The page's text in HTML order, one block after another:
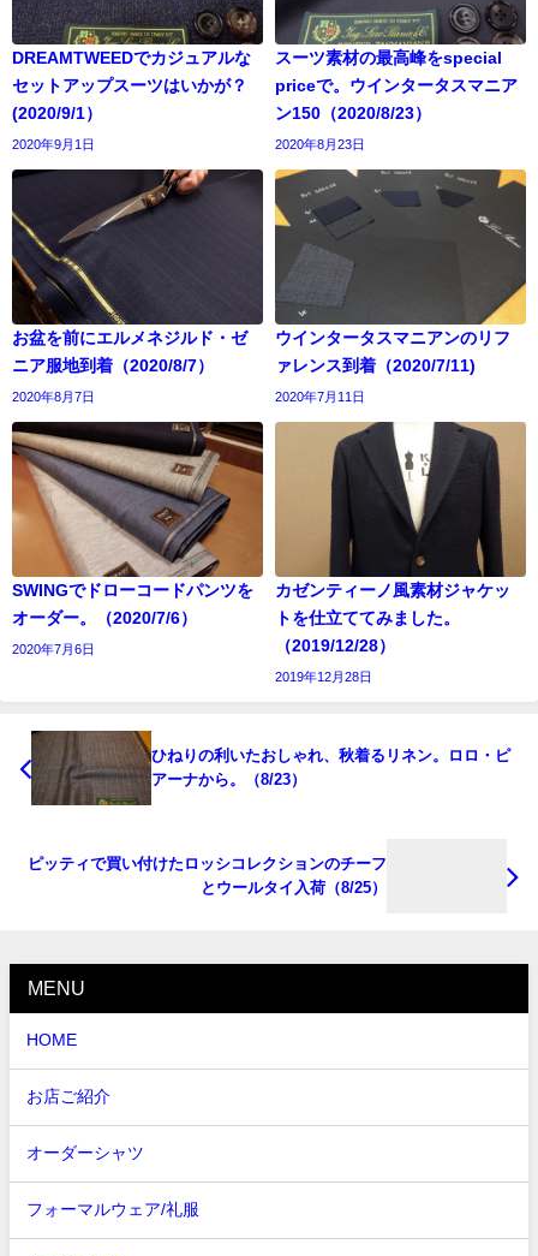
DREAMTWEEDでカジュアルな
セットアップスーツはいかが？
(2020/9/1）
2020年9月1日
スーツ素材の最高峰をspecial
priceで。ウインタータスマニア
ン150（2020/8/23）
2020年8月23日
お盆を前にエルメネジルド・ゼ
ニア服地到着（2020/8/7）
2020年8月7日
ウインタータスマニアンのリフ
ァレンス到着（2020/7/11)
2020年7月11日
SWINGでドローコードパンツを
オーダー。（2020/7/6）
2020年7月6日
カゼンティーノ風素材ジャケッ
トを仕立ててみました。
（2019/12/28）
2019年12月28日
ひねりの利いたおしゃれ、秋着るリネン。ロロ・ピ
アーナから。（8/23）
ピッティで買い付けたロッシコレクションのチーフ
とウールタイ入荷（8/25）
MENU
HOME
お店ご紹介
オーダーシャツ
フォーマルウェア/礼服